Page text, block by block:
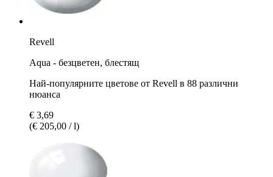
Revell
Aqua - безцветен, блестящ
Най-популярните цветове от Revell в 88 различни
нюанса
€ 3,69
(€ 205,00 / l)